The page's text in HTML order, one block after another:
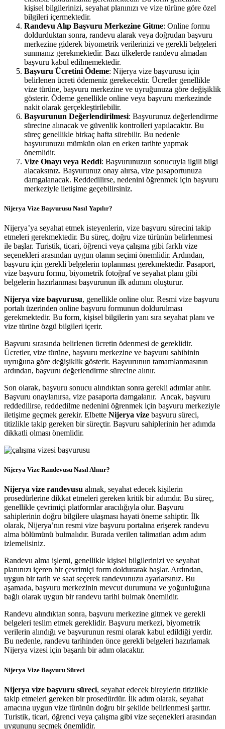
kişisel bilgilerinizi, seyahat planınızı ve vize türüne göre özel
bilgileri içermektedir.
Randevu Alıp Başvuru Merkezine Gitme: Online formu
doldurduktan sonra, randevu alarak veya doğrudan başvuru
merkezine giderek biyometrik verilerinizi ve gerekli belgeleri
sunmanız gerekmektedir. Bazı ülkelerde randevu almadan
başvuru kabul edilmemektedir.
Başvuru Ücretini Ödeme: Nijerya vize başvurusu için
belirlenen ücreti ödemeniz gerekecektir. Ücretler genellikle
vize türüne, başvuru merkezine ve uyruğunuza göre değişiklik
gösterir. Ödeme genellikle online veya başvuru merkezinde
nakit olarak gerçekleştirilebilir.
Başvurunun Değerlendirilmesi: Başvurunuz değerlendirme
sürecine alınacak ve güvenlik kontrolleri yapılacaktır. Bu
süreç genellikle birkaç hafta sürebilir. Bu nedenle
başvurunuzu mümkün olan en erken tarihte yapmak
önemlidir.
Vize Onayı veya Reddi: Başvurunuzun sonucuyla ilgili bilgi
alacaksınız. Başvurunuz onay alırsa, vize pasaportunuza
damgalanacak. Reddedilirse, nedenini öğrenmek için başvuru
merkeziyle iletişime geçebilirsiniz.
Nijerya Vize Başvurusu Nasıl Yapılır?
Nijerya’ya seyahat etmek isteyenlerin, vize başvuru sürecini takip
etmeleri gerekmektedir. Bu süreç, doğru vize türünün belirlenmesi
ile başlar. Turistik, ticari, öğrenci veya çalışma gibi farklı vize
seçenekleri arasından uygun olanın seçimi önemlidir. Ardından,
başvuru için gerekli belgelerin toplanması gerekmektedir. Pasaport,
vize başvuru formu, biyometrik fotoğraf ve seyahat planı gibi
belgelerin hazırlanması başvurunun ilk adımını oluşturur.
Nijerya vize başvurusu, genellikle online olur. Resmi vize başvuru
portalı üzerinden online başvuru formunun doldurulması
gerekmektedir. Bu form, kişisel bilgilerin yanı sıra seyahat planı ve
vize türüne özgü bilgileri içerir.
Başvuru sırasında belirlenen ücretin ödenmesi de gereklidir.
Ücretler, vize türüne, başvuru merkezine ve başvuru sahibinin
uyruğuna göre değişiklik gösterir. Başvurunun tamamlanmasının
ardından, başvuru değerlendirme sürecine alınır.
Son olarak, başvuru sonucu alındıktan sonra gerekli adımlar atılır.
Başvuru onaylanırsa, vize pasaporta damgalanır. Ancak, başvuru
reddedilirse, reddedilme nedenini öğrenmek için başvuru merkeziyle
iletişime geçmek gerekir. Elbette Nijerya vize başvuru süreci,
titizlikle takip gereken bir süreçtir. Başvuru sahiplerinin her adımda
dikkatli olması önemlidir.
Nijerya Vize Randevusu Nasıl Alınır?
Nijerya vize randevusu almak, seyahat edecek kişilerin
prosedürlerine dikkat etmeleri gereken kritik bir adımdır. Bu süreç,
genellikle çevrimiçi platformlar aracılığıyla olur. Başvuru
sahiplerinin doğru bilgilere ulaşması hayati öneme sahiptir. İlk
olarak, Nijerya’nın resmi vize başvuru portalına erişerek randevu
alma bölümünü bulmalıdır. Burada verilen talimatları adım adım
izlemelisiniz.
Randevu alma işlemi, genellikle kişisel bilgilerinizi ve seyahat
planınızı içeren bir çevrimiçi form doldurarak başlar. Ardından,
uygun bir tarih ve saat seçerek randevunuzu ayarlarsınız. Bu
aşamada, başvuru merkezinin mevcut durumuna ve yoğunluğuna
bağlı olarak uygun bir randevu tarihi bulmak önemlidir.
Randevu alındıktan sonra, başvuru merkezine gitmek ve gerekli
belgeleri teslim etmek gereklidir. Başvuru merkezi, biyometrik
verilerin alındığı ve başvurunun resmi olarak kabul edildiği yerdir.
Bu nedenle, randevu tarihinden önce gerekli belgeleri hazırlamak
Nijerya vizesi için başarılı bir adım olacaktır.
Nijerya Vize Başvuru Süreci
Nijerya vize başvuru süreci, seyahat edecek bireylerin titizlikle
takip etmeleri gereken bir prosedürdür. İlk adım olarak, seyahat
amacına uygun vize türünün doğru bir şekilde belirlenmesi şarttır.
Turistik, ticari, öğrenci veya çalışma gibi vize seçenekleri arasından
uygununu seçmek önemlidir.